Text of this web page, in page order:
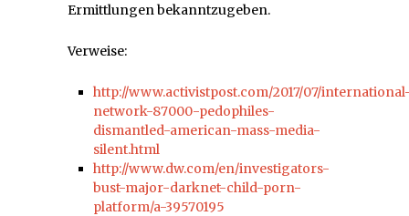
Ermittlungen bekanntzugeben.
Verweise:
http://www.activistpost.com/2017/07/
network-87000-pedophiles-
dismantled-american-mass-media-
silent.html
http://www.dw.com/en/investigators-
bust-major-darknet-child-porn-
platform/a-39570195